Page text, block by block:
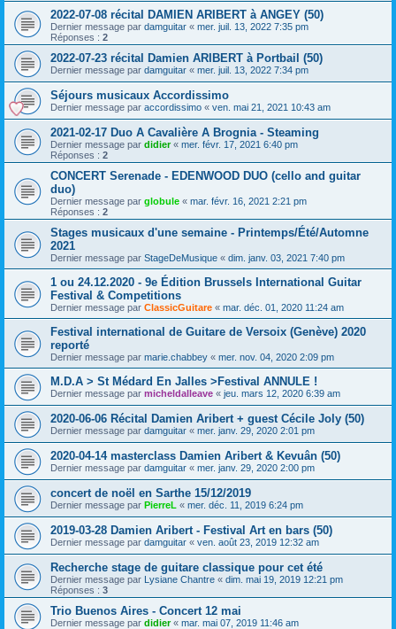
2022-07-08 récital DAMIEN ARIBERT à ANGEY (50)
Dernier message par damguitar « mer. juil. 13, 2022 7:35 pm
Réponses : 2
2022-07-23 récital Damien ARIBERT à Portbail (50)
Dernier message par damguitar « mer. juil. 13, 2022 7:34 pm
Séjours musicaux Accordissimo
Dernier message par accordissimo « ven. mai 21, 2021 10:43 am
2021-02-17 Duo A Cavalière A Brognia - Steaming
Dernier message par didier« mer. févr. 17, 2021 6:40 pm
Réponses : 2
CONCERT Serenade - EDENWOOD DUO (cello and guitar
duo)
Dernier message par globule « mar. févr. 16, 2021 2:21 pm
Réponses : 2
Stages musicaux d'une semaine - Printemps/Été/Automne
2021
Dernier message par StageDeMusique « dim. janv. 03, 2021 7:40 pm
1 ou 24.12.2020 - 9e Édition Brussels International Guitar
Festival & Competitions
Dernier message par ClassicGuitare « mar. déc. 01, 2020 11:24 am
Festival international de Guitare de Versoix (Genève) 2020
reporté
Dernier message par marie.chabbey « mer. nov. 04, 2020 2:09 pm
M.D.A > St Médard En Jalles >Festival ANNULE !
Dernier message par micheldalleave « jeu. mars 12, 2020 6:39 am
2020-06-06 Récital Damien Aribert + guest Cécile Joly (50)
Dernier message par damguitar « mer. janv. 29, 2020 2:01 pm
2020-04-14 masterclass Damien Aribert & Kevuân (50)
Dernier message par damguitar « mer. janv. 29, 2020 2:00 pm
concert de noël en Sarthe 15/12/2019
Dernier message par PierreL « mer. déc. 11, 2019 6:24 pm
2019-03-28 Damien Aribert - Festival Art en bars (50)
Dernier message par damguitar « ven. août 23, 2019 12:32 am
Recherche stage de guitare classique pour cet été
Dernier message par Lysiane Chantre « dim. mai 19, 2019 12:21 pm
Réponses : 3
Trio Buenos Aires - Concert 12 mai
Dernier message par didier« mar. mai 07, 2019 11:46 am